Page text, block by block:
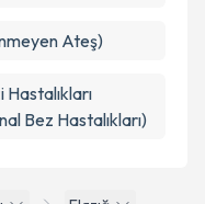
Ateş)
Bez Hastalıkları)